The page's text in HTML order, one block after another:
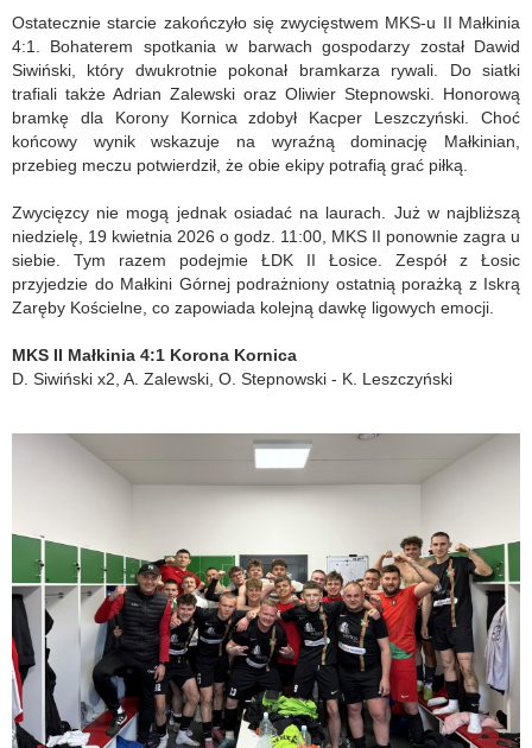
Ostatecznie starcie zakończyło się zwycięstwem MKS-u II Małkinia
4:1. Bohaterem spotkania w barwach gospodarzy został Dawid
Siwiński, który dwukrotnie pokonał bramkarza rywali. Do siatki
trafiali także Adrian Zalewski oraz Oliwier Stepnowski. Honorową
bramkę dla Korony Kornica zdobył Kacper Leszczyński. Choć
końcowy wynik wskazuje na wyraźną dominację Małkinian,
przebieg meczu potwierdził, że obie ekipy potrafią grać piłką.
Zwycięzcy nie mogą jednak osiadać na laurach. Już w najbliższą
niedzielę, 19 kwietnia 2026 o godz. 11:00, MKS II ponownie zagra u
siebie. Tym razem podejmie ŁDK II Łosice. Zespół z Łosic
przyjedzie do Małkini Górnej podrażniony ostatnią porażką z Iskrą
Zaręby Kościelne, co zapowiada kolejną dawkę ligowych emocji.
MKS II Małkinia 4:1 Korona Kornica
D. Siwiński x2, A. Zalewski, O. Stepnowski - K. Leszczyński